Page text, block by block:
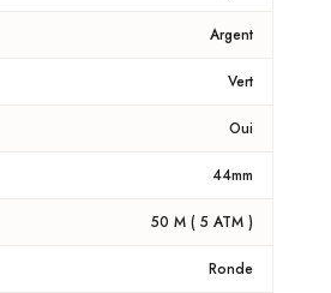
Argent
Vert
Oui
44mm
50 M ( 5 ATM )
Ronde